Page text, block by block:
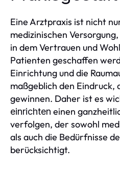
Eine Arztpraxis ist nicht
medizinischen
in dem Vertrauen und
Patienten geschaffen
Einrichtung und die
maßgeblich den Eindruck,
gewinnen. Daher ist es
einrichten einen
verfolgen, der sowohl
als auch die Bedürfnisse
berücksichtigt.